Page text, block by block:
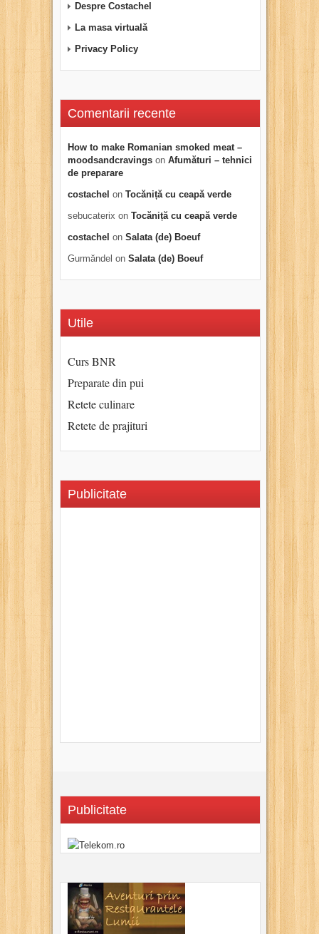
Despre Costachel
La masa virtuală
Privacy Policy
Comentarii recente
How to make Romanian smoked meat –
moodsandcravings on Afumături – tehnici
de preparare
costachel on Tocăniță cu ceapă verde
sebucaterix on Tocăniță cu ceapă verde
costachel on Salata (de) Boeuf
Gurmăndel on Salata (de) Boeuf
Utile
Curs BNR
Preparate din pui
Retete culinare
Retete de prajituri
Publicitate
Publicitate